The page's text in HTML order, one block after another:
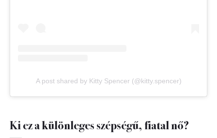
A post shared by Kitty Spencer (@kitty.spencer)
Ki ez a különleges szépségű, fiatal nő?